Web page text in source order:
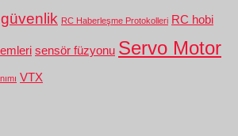
RC Haberleşme Protokolleri RC hobi
sensör füzyonu Servo Motor
VTX